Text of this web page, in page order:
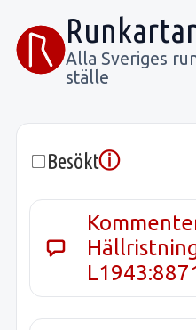
Alla Sveriges
ställe
Besöktⓘ